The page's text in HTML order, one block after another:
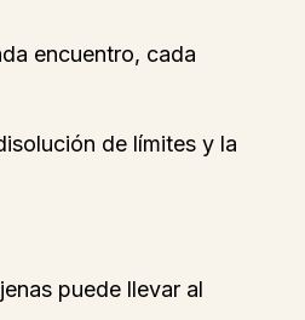
encuentro, cada
de límites y la
puede llevar al